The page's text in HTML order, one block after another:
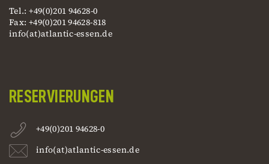
Tel.: +49(0)201 94628-0
Fax: +49(0)201 94628-818
info(at)atlantic-essen.de
RESERVIERUNGEN
+49(0)201 94628-0
info(at)atlantic-essen.de